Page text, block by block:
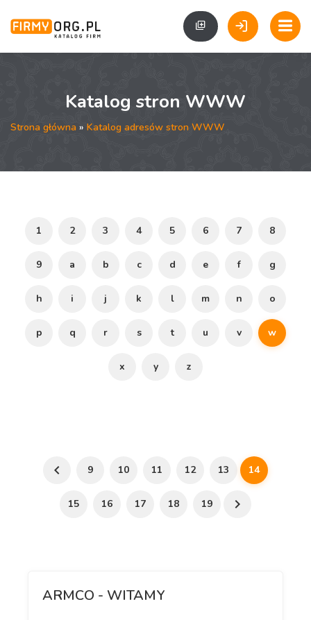
Katalog stron WWW
Strona główna » Katalog adresów stron WWW
1 2 3 4 5 6 7 8
9 a b c d e f g
h i j k l m n o
p q r s t u v w
x y z
9 10 11 12 13 14
15 16 17 18 19
ARMCO - WITAMY